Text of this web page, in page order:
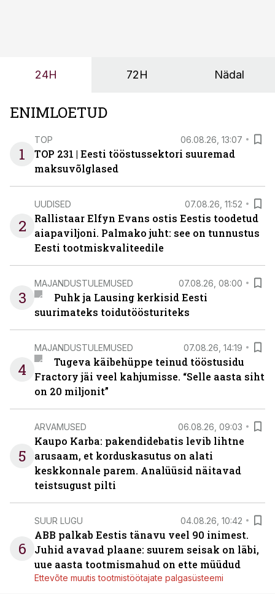
OÜ tegevjuht Sander Mitendorf.
24H 72H Nädal
ENIMLOETUD
1
TOP 06.08.26, 13:07
TOP 231 | Eesti tööstussektori suuremad
maksuvõlglased
2
UUDISED 07.08.26, 11:52
Rallistaar Elfyn Evans ostis Eestis toodetud
aiapaviljoni. Palmako juht: see on tunnustus
Eesti tootmiskvaliteedile
3
MAJANDUSTULEMUSED 07.08.26, 08:00
Puhk ja Lausing kerkisid Eesti
suurimateks toidutöösturiteks
4
MAJANDUSTULEMUSED 07.08.26, 14:19
Tugeva käibehüppe teinud tööstusidu
Fractory jäi veel kahjumisse. “Selle aasta siht
on 20 miljonit”
5
ARVAMUSED 06.08.26, 09:03
Kaupo Karba: pakendidebatis levib lihtne
arusaam, et korduskasutus on alati
keskkonnale parem. Analüüsid näitavad
teistsugust pilti
6
SUUR LUGU 04.08.26, 10:42
ABB palkab Eestis tänavu veel 90 inimest.
Juhid avavad plaane: suurem seisak on läbi,
uue aasta tootmismahud on ette müüdud
Ettevõte muutis tootmistöötajate palgasüsteemi